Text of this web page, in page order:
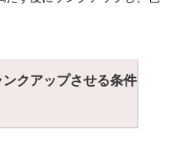
ンクアップさせる条件